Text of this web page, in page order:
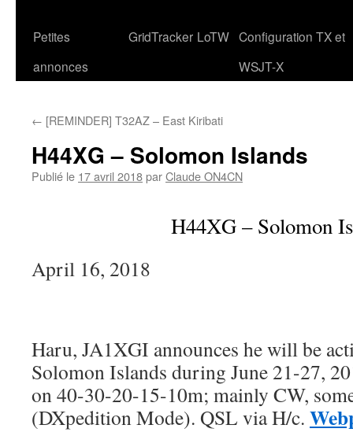
Petites
annonces
GridTracker LoTW Configuration TX et
WSJT-X
← [REMINDER] T32AZ – East Kiribati
H44XG – Solomon Islands
Publié le 17 avril 2018parClaude ON4CN
H44XG – Solomon
April 16, 2018
Haru, JA1XGI announces he will be
Solomon Islands during June 21-27,
on 40-30-20-15-10m; mainly CW,
(DXpedition Mode). QSL via H/c.